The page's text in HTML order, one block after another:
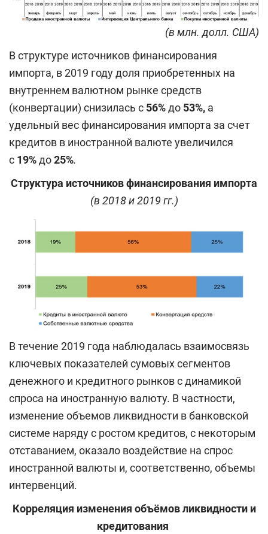
(в млн. долл. США)
В структуре источников финансирования
импорта, в 2019 году доля приобретенных на
внутреннем валютном рынке средств
(конвертации) снизилась с 56%до 53%, а
удельный вес финансирования импорта за счет
кредитов в иностранной валюте увеличился
с 19%до25%.
Структура источников финансирования импорта
(в 2018 и 2019 гг.)
В течение 2019 года наблюдалась взаимосвязь
ключевых показателей сумовых сегментов
денежного и кредитного рынков с динамикой
спроса на иностранную валюту. В частности,
изменение объемов ликвидности в банковской
системе наряду с ростом кредитов, с некоторым
отставанием, оказало воздействие на спрос
иностранной валюты и, соответственно, объемы
интервенций.
Корреляция изменения объёмов ликвидности и
кредитования